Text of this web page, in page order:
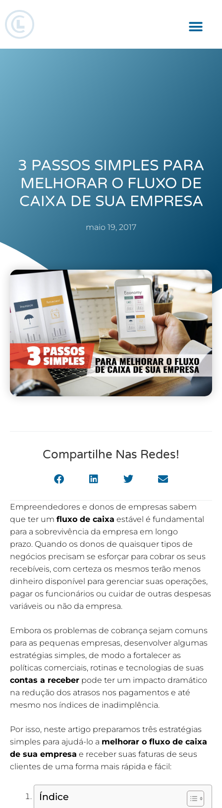
3 PASSOS SIMPLES PARA
MELHORAR O FLUXO DE
CAIXA DE SUA EMPRESA
maio 19, 2017
Compartilhe Nas Redes!
Empreendedores e donos de empresas sabem
que ter um fluxo de caixa estável é fundamental
para a sobrevivência da empresa em longo
prazo. Quando os donos de quaisquer tipos de
negócios precisam se esforçar para cobrar os seus
recebíveis, com certeza os mesmos terão menos
dinheiro disponível para gerenciar suas operações,
pagar os funcionários ou cuidar de outras despesas
variáveis ou não da empresa.
Embora os problemas de cobrança sejam comuns
para as pequenas empresas, desenvolver algumas
estratégias simples, de modo a fortalecer as
políticas comerciais, rotinas e tecnologias de suas
contas a receber pode ter um impacto dramático
na redução dos atrasos nos pagamentos e até
mesmo nos índices de inadimplência.
Por isso, neste artigo preparamos três estratégias
simples para ajudá-lo a melhorar o fluxo de caixa
de sua empresa e receber suas faturas de seus
clientes de uma forma mais rápida e fácil:
Índice